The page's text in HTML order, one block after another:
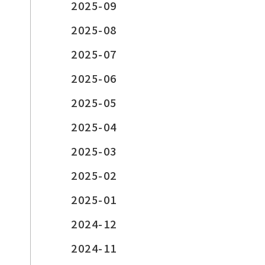
2025-09
2025-08
2025-07
2025-06
2025-05
2025-04
2025-03
2025-02
2025-01
2024-12
2024-11